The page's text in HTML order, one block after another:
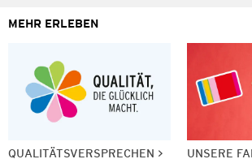
MEHR ERLEBEN
QUALITÄTSVERSPRECHEN UNSERE